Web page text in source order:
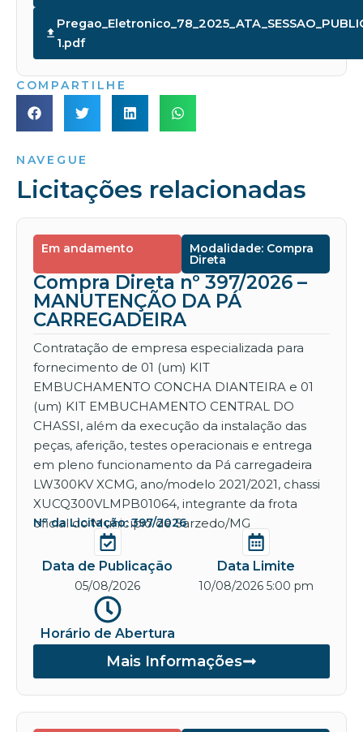
1.pdf
COMPARTILHE
NAVEGUE
Licitações relacionadas
Em andamento Modalidade: Compra
Direta
Compra Direta nº 397/2026 –
MANUTENÇÃO DA PÁ
CARREGADEIRA
Contratação de empresa especializada para
fornecimento de 01 (um) KIT
EMBUCHAMENTO CONCHA DIANTEIRA e 01
(um) KIT EMBUCHAMENTO CENTRAL DO
CHASSI, além da execução da instalação das
peças, aferição, testes operacionais e entrega
em pleno funcionamento da Pá carregadeira
LW300KV XCMG, ano/modelo 2021/2021, chassi
XUCQ300VLMPB01064, integrante da frota
oficial do Município de Sarzedo/MG
Nº da Licitação: 397/2026
Data de Publicação
05/08/2026
Data Limite
10/08/2026 5:00 pm
Horário de Abertura
Mais Informações